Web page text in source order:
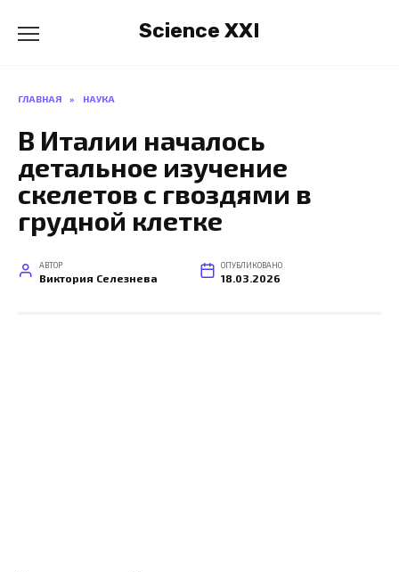
содержанию
Science XXI
ГЛАВНАЯ » НАУКА
В Италии началось
детальное изучение
скелетов с гвоздями в
грудной клетке
АВТОР
Виктория Селезнева
ОПУБЛИКОВАНО
18.03.2026